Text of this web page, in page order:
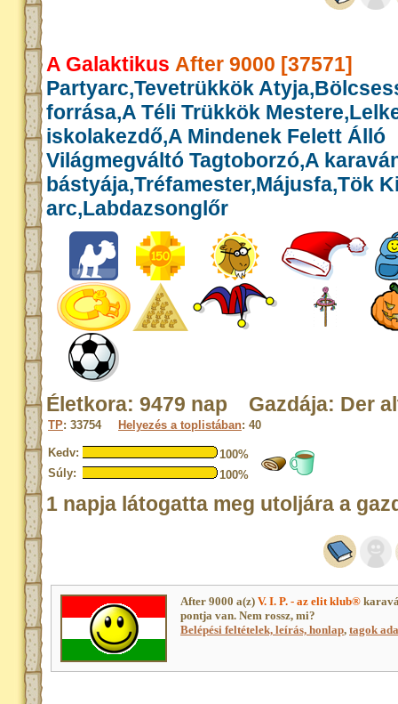
A Galaktikus After 9000 [37571]
Partyarc,Tevetrükkök
forrása,A Téli Trükkök
iskolakezdő,A Mindenek Felett Álló
Világmegváltó Tagtoborzó,A
bástyája,Tréfamester,Májusfa,Tök
arc,Labdazsonglőr
Életkora: 9479 nap Gazdája: Der
TP: 33754 Helyezés a toplistában: 40
Kedv:
100%
Súly:
100%
1 napja látogatta meg utoljára a
After 9000 a(z) V. I. P. - az elit klub®
pontja van. Nem rossz, mi?
Belépési feltételek, leírás, honlap, tagok